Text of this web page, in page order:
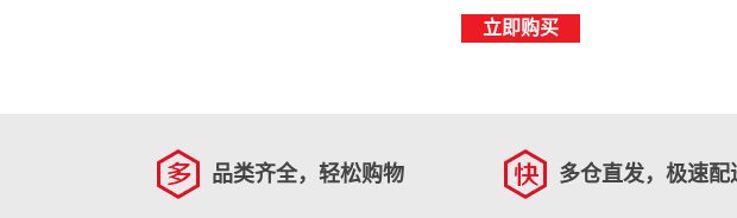
立即购买
品类齐全，轻松购物 多仓直发，极速配